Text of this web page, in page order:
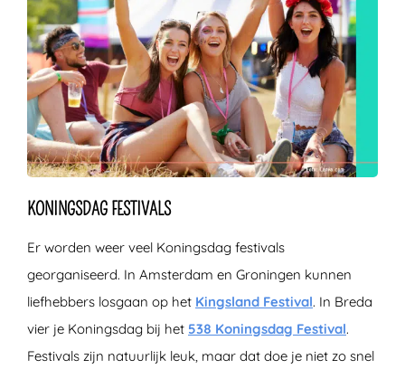
KONINGSDAG FESTIVALS
Er worden weer veel Koningsdag festivals
georganiseerd. In Amsterdam en Groningen kunnen
liefhebbers losgaan op het Kingsland Festival. In Breda
vier je Koningsdag bij het 538 Koningsdag Festival.
Festivals zijn natuurlijk leuk, maar dat doe je niet zo snel